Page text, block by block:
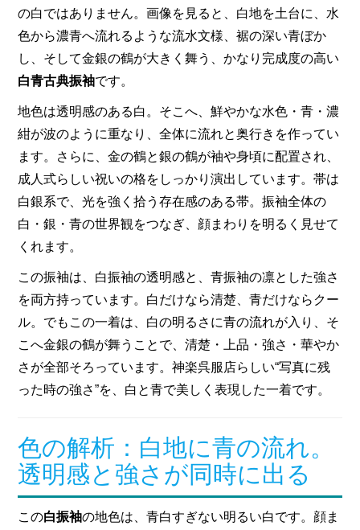
の白ではありません。画像を見ると、白地を土台に、水
色から濃青へ流れるような流水文様、裾の深い青ぼか
し、そして金銀の鶴が大きく舞う、かなり完成度の高い
白青古典振袖です。
地色は透明感のある白。そこへ、鮮やかな水色・青・濃
紺が波のように重なり、全体に流れと奥行きを作ってい
ます。さらに、金の鶴と銀の鶴が袖や身頃に配置され、
成人式らしい祝いの格をしっかり演出しています。帯は
白銀系で、光を強く拾う存在感のある帯。振袖全体の
白・銀・青の世界観をつなぎ、顔まわりを明るく見せて
くれます。
この振袖は、白振袖の透明感と、青振袖の凛とした強さ
を両方持っています。白だけなら清楚、青だけならクー
ル。でもこの一着は、白の明るさに青の流れが入り、そ
こへ金銀の鶴が舞うことで、清楚・上品・強さ・華やか
さが全部そろっています。神楽呉服店らしい“写真に残
った時の強さ”を、白と青で美しく表現した一着です。
色の解析：白地に青の流れ。
透明感と強さが同時に出る
この白振袖の地色は、青白すぎない明るい白です。顔ま